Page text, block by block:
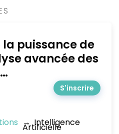
la puissance de
avancée des
S'inscrire
→ Intelligence
Artificielle